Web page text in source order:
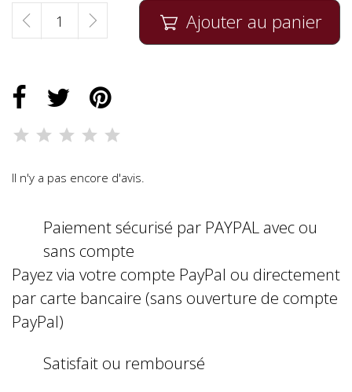
 Ajouter au panier
Il n'y a pas encore d'avis.
Paiement sécurisé par PAYPAL avec ou
sans compte
Payez via votre compte PayPal ou directement
par carte bancaire (sans ouverture de compte
PayPal)
Satisfait ou remboursé